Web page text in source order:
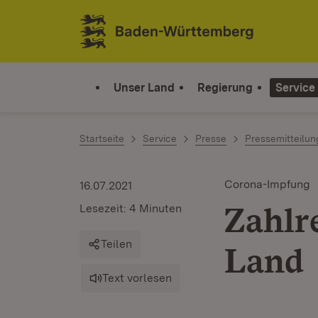
Zum Inhalt springen
Link zur Startseite
Unser Land Regierung Service
Startseite Service Presse
Corona-Impfung
Land
16.07.2021
Lesezeit: 4 Minuten
Teilen
Text vorlesen